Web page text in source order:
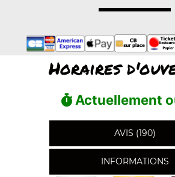
Horaires
Actuellement
AVIS (190)
INFORMATIONS